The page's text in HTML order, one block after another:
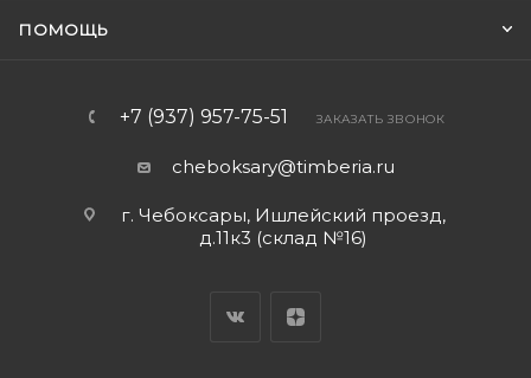
ПОМОЩЬ
+7 (937) 957-75-51 ЗАКАЗАТЬ ЗВОНОК
cheboksary@timberia.ru
г. Чебоксары, Ишлейский проезд,
д.11к3 (склад №16)